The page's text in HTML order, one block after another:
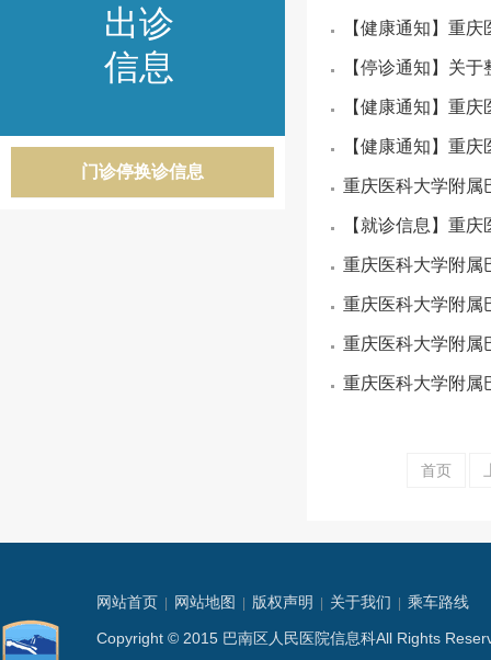
出诊
信息
门诊停换诊信息
【健康通知】重
【停诊通知】关
【健康通知】重
【健康通知】重
重庆医科大学附属
【就诊信息】重
重庆医科大学附属
重庆医科大学附属
重庆医科大学附属
重庆医科大学附
首页
网站首页 网站地图 版权声明 关于我们 乘车路线
Copyright © 2015 巴南区人民医院信息科All Rights